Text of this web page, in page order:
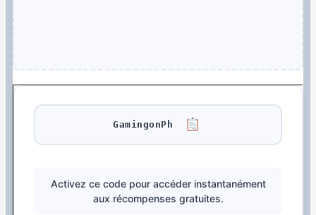
GamingonPh
Activez ce code pour accéder instantanément
aux récompenses gratuites.